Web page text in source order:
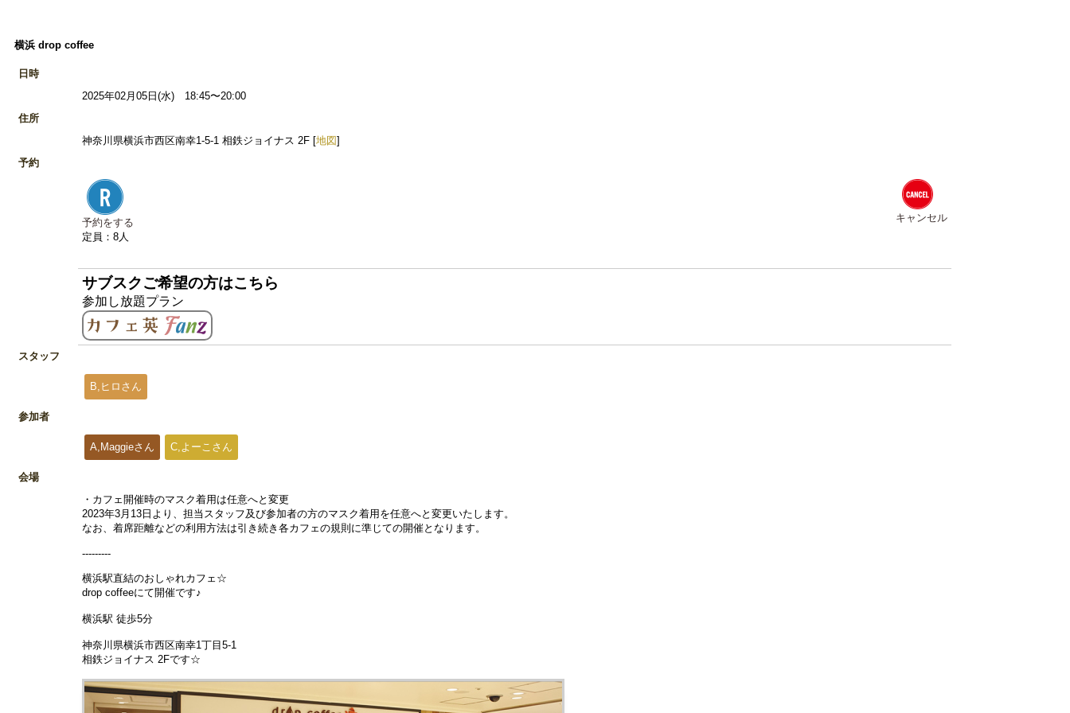
横浜 drop coffee
日時
2025年02月05日(水) 18:45〜20:00
住所
神奈川県横浜市西区南幸1-5-1 相鉄ジョイナス 2F [地図]
予約
予約をする
定員：8人
キャンセル
サブスクご希望の方はこちら
参加し放題プラン
スタッフ
B,ヒロさん
参加者
A,Maggieさん C,よーこさん
会場
・カフェ開催時のマスク着用は任意へと変更
2023年3月13日より、担当スタッフ及び参加者の方のマスク着用を任意へと変更いたします。
なお、着席距離などの利用方法は引き続き各カフェの規則に準じての開催となります。
---------
横浜駅直結のおしゃれカフェ☆
drop coffeeにて開催です♪
横浜駅 徒歩5分
神奈川県横浜市西区南幸1丁目5-1
相鉄ジョイナス 2Fです☆